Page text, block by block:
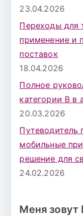
23.04.2026
Переходы для
применение и
поставок
18.04.2026
Полное
категории B в
20.03.2026
Путеводитель
мобильные
решение для
24.02.2026
Меня зовут